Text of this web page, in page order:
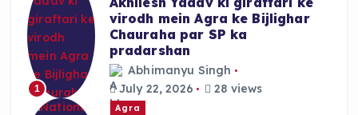
1
virodh mein Agra ke Bijlighar
Chauraha par SP ka
pradarshan
Abhimanyu Singh
July 22, 2026
28 views
Agra